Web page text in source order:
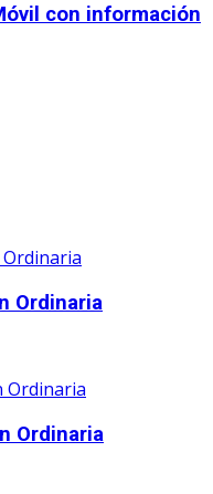
con información
Ordinaria
Ordinaria